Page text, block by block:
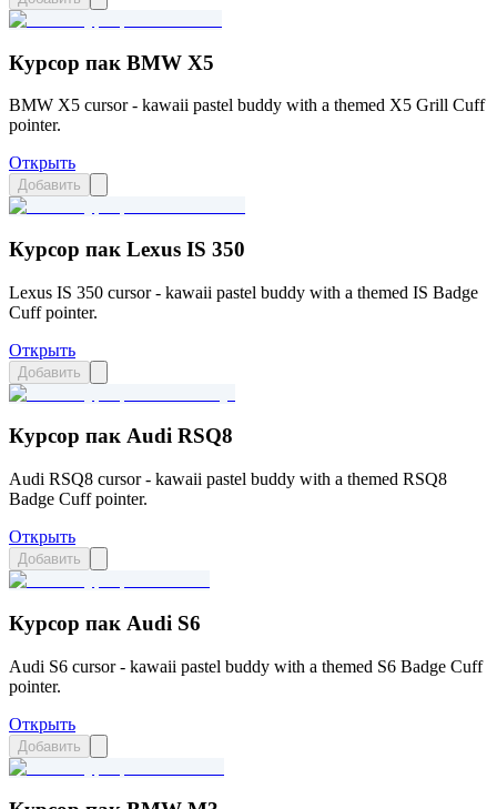
Курсор пак BMW X5
BMW X5 cursor - kawaii pastel buddy with a themed X5 Grill Cuff
pointer.
Открыть
Добавить
Курсор пак Lexus IS 350
Lexus IS 350 cursor - kawaii pastel buddy with a themed IS Badge
Cuff pointer.
Открыть
Добавить
Курсор пак Audi RSQ8
Audi RSQ8 cursor - kawaii pastel buddy with a themed RSQ8
Badge Cuff pointer.
Открыть
Добавить
Курсор пак Audi S6
Audi S6 cursor - kawaii pastel buddy with a themed S6 Badge Cuff
pointer.
Открыть
Добавить